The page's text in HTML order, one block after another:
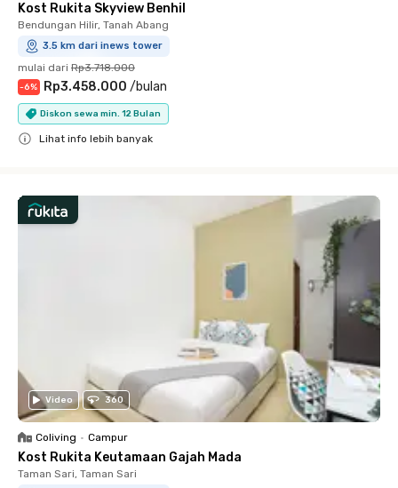
Kost Rukita Skyview Benhil
Bendungan Hilir, Tanah Abang
3.5 km dari inews tower
mulai dari Rp3.718.000
-6% Rp3.458.000 /bulan
Diskon sewa min. 12 Bulan
Lihat info lebih banyak
Video 360
Coliving • Campur
Kost Rukita Keutamaan Gajah Mada
Taman Sari, Taman Sari